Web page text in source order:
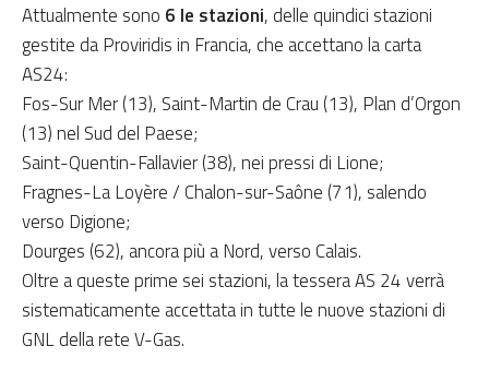
Attualmente sono 6 le stazioni, delle quindici stazioni
gestite da Proviridis in Francia, che accettano la carta
AS24:
Fos-Sur Mer (13), Saint-Martin de Crau (13), Plan d’Orgon
(13) nel Sud del Paese;
Saint-Quentin-Fallavier (38), nei pressi di Lione;
Fragnes-La Loyère / Chalon-sur-Saône (71), salendo
verso Digione;
Dourges (62), ancora più a Nord, verso Calais.
Oltre a queste prime sei stazioni, la tessera AS 24 verrà
sistematicamente accettata in tutte le nuove stazioni di
GNL della rete V-Gas.